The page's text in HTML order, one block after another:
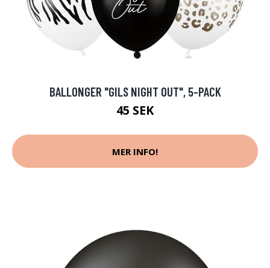
BALLONGER "GILS NIGHT OUT", 5-PACK
45 SEK
MER INFO!